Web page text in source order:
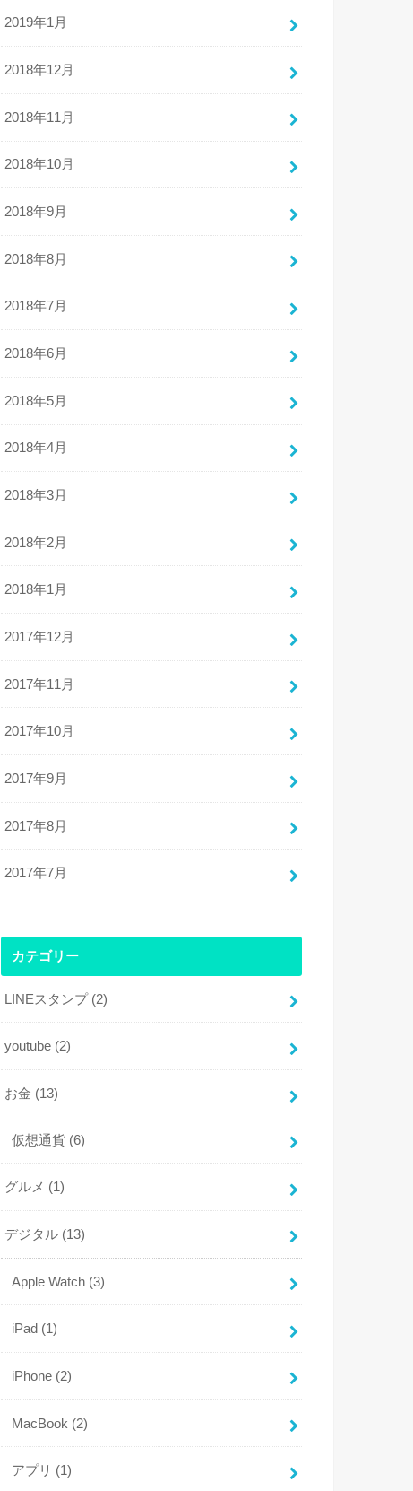
2019年1月
2018年12月
2018年11月
2018年10月
2018年9月
2018年8月
2018年7月
2018年6月
2018年5月
2018年4月
2018年3月
2018年2月
2018年1月
2017年12月
2017年11月
2017年10月
2017年9月
2017年8月
2017年7月
カテゴリー
LINEスタンプ (2)
youtube (2)
お金 (13)
仮想通貨 (6)
グルメ (1)
デジタル (13)
Apple Watch (3)
iPad (1)
iPhone (2)
MacBook (2)
アプリ (1)